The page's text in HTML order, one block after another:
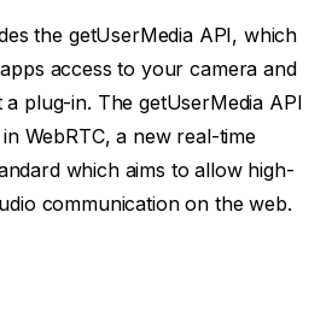
the getUserMedia API, which
access to your camera and
plug-in. The getUserMedia API
WebRTC, a new real-time
which aims to allow high-
communication on the web.